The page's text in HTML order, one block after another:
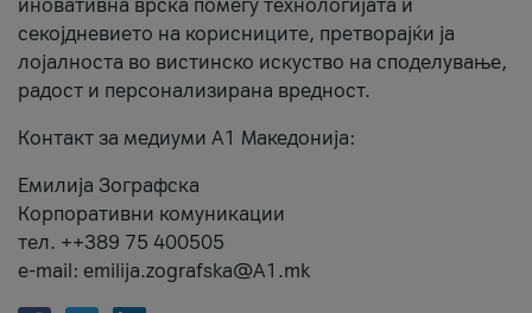
иновативна врска помеѓу технологијата и
секојдневието на корисниците, претворајќи ја
лојалноста во вистинско искуство на споделување,
радост и персонализирана вредност.
Контакт за медиуми А1 Македонија:
Емилија Зографска
Корпоративни комуникации
тел. ++389 75 400505
e-mail: emilija.zografska@A1.mk